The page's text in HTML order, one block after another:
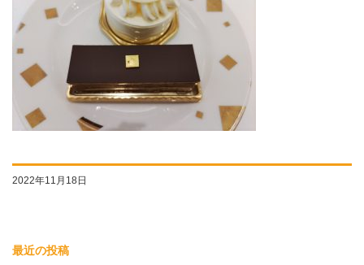
2022年11月18日
最近の投稿